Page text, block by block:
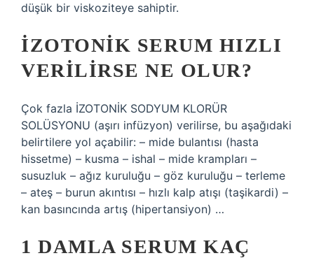
düşük bir viskoziteye sahiptir.
İZOTONIK SERUM HIZLI
VERILIRSE NE OLUR?
Çok fazla İZOTONİK SODYUM KLORÜR
SOLÜSYONU (aşırı infüzyon) verilirse, bu aşağıdaki
belirtilere yol açabilir: – mide bulantısı (hasta
hissetme) – kusma – ishal – mide krampları –
susuzluk – ağız kuruluğu – göz kuruluğu – terleme
– ateş – burun akıntısı – hızlı kalp atışı (taşikardi) –
kan basıncında artış (hipertansiyon) …
1 DAMLA SERUM KAÇ